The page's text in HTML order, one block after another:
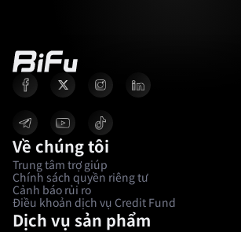
Về chúng tôi
Trung tâm trợ giúp
Chính sách quyền riêng tư
Cảnh báo rủi ro
Điều khoản dịch vụ Credit Fund
Dịch vụ sản phẩm